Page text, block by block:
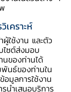
คิดเห็น
ร่วม
เคราะห์
ใช้งาน และตัว
ไซต์ส่งมอบ
นของท่านได้
นธ์ของท่านใน
อมูลการใช้งาน
นำเสนอบริการ